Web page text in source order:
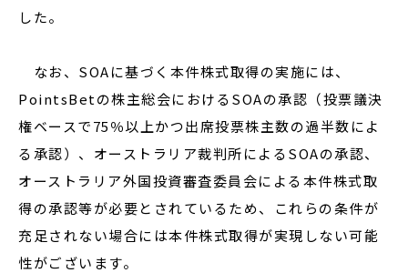
した。
なお、SOAに基づく本件株式取得の実施には、
PointsBetの株主総会におけるSOAの承認（投票議決
権ベースで75％以上かつ出席投票株主数の過半数によ
る承認）、オーストラリア裁判所によるSOAの承認、
オーストラリア外国投資審査委員会による本件株式取
得の承認等が必要とされているため、これらの条件が
充足されない場合には本件株式取得が実現しない可能
性がございます。